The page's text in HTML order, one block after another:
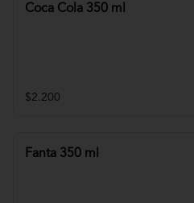
Coca Cola 350 ml
$2.200
Fanta 350 ml